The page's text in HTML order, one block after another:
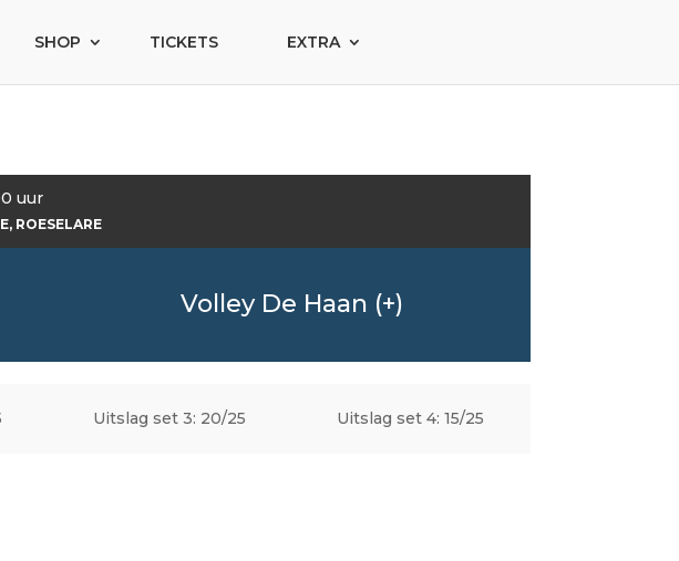
SHOP TICKETS EXTRA
uur
ROESELARE
Volley De Haan (+)
Uitslag set 3: 20/25 Uitslag set 4: 15/25